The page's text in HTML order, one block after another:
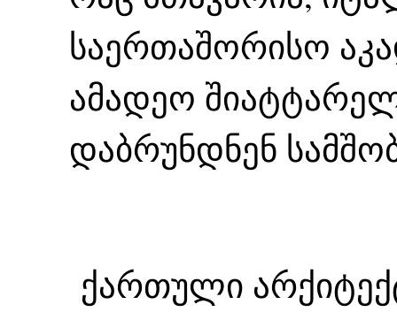
საერთაშორისო
ამადეო
დაბრუნდნენ
ქართული